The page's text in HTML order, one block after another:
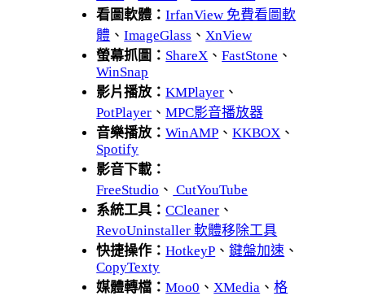
看圖軟體：IrfanView 免費看圖軟
體 、ImageGlass 、 XnView
螢幕抓圖： ShareX 、FastStone 、
WinSnap
影片播放：KMPlayer 、
PotPlayer 、MPC影音播放器
音樂播放：WinAMP 、KKBOX 、
Spotify
影音下載：
FreeStudio 、 CutYouTube
系統工具：CCleaner 、
RevoUninstaller 軟體移除工具
快捷操作：HotkeyP 、鍵盤加速 、
CopyTexty
媒體轉檔：Moo0 、 XMedia 、格